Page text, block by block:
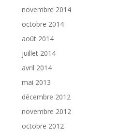
novembre 2014
octobre 2014
août 2014
juillet 2014
avril 2014
mai 2013
décembre 2012
novembre 2012
octobre 2012